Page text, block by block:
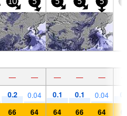
10 5 5 5 5
— — — — —
0.2 0.04 0.1 0.1 0.04
66 64 64 66 64